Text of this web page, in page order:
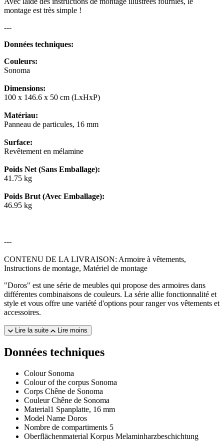
montage est très simple !
---
Données techniques:
Couleurs:
Sonoma
Dimensions:
100 x 146.6 x 50 cm (LxHxP)
Matériau:
Panneau de particules, 16 mm
Surface:
Revêtement en mélamine
Poids Net (Sans Emballage):
41.75 kg
Poids Brut (Avec Emballage):
46.95 kg
---
CONTENU DE LA LIVRAISON: Armoire à vêtements,
Instructions de montage, Matériel de montage
"Doros" est une série de meubles qui propose des armoires dans
différentes combinaisons de couleurs. La série allie fonctionnalité et
style et vous offre une variété d'options pour ranger vos vêtements et
accessoires.
Lire la suite Lire moins
Données techniques
Colour Sonoma
Colour of the corpus Sonoma
Corps Chêne de Sonoma
Couleur Chêne de Sonoma
Material1 Spanplatte, 16 mm
Model Name Doros
Nombre de compartiments 5
Oberflächenmaterial Korpus Melaminharzbeschichtung